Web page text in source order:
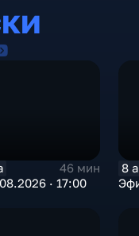
46 мин
· 17:00
8